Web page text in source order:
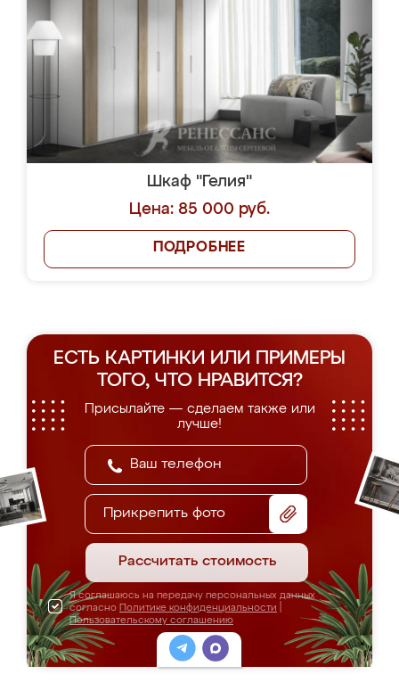
Шкаф "Гелия"
Цена: 85 000 руб.
ПОДРОБНЕЕ
ЕСТЬ КАРТИНКИ ИЛИ ПРИМЕРЫ
ТОГО, ЧТО НРАВИТСЯ?
Присылайте — сделаем также или
лучше!
Прикрепить фото
Рассчитать стоимость
Я соглашаюсь на передачу персональных данных
согласно Политике конфиденциальности
Пользовательскому соглашению